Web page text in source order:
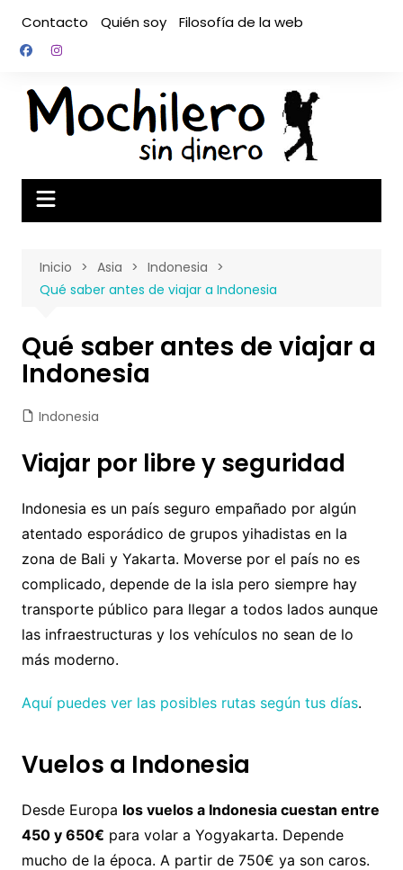
contenido
Contacto Quién soy Filosofía de la web
Inicio Asia
Indonesia
Qué saber antes de viajar a Indonesia
Qué saber antes de viajar a
Indonesia
Indonesia
Viajar por libre y seguridad
Indonesia es un país seguro empañado por algún
atentado esporádico de grupos yihadistas en la
zona de Bali y Yakarta. Moverse por el país no es
complicado, depende de la isla pero siempre hay
transporte público para llegar a todos lados aunque
las infraestructuras y los vehículos no sean de lo
más moderno.
Aquí puedes ver las posibles rutas según tus días.
Vuelos a Indonesia
Desde Europa los vuelos a Indonesia cuestan entre
450 y 650€ para volar a Yogyakarta. Depende
mucho de la época. A partir de 750€ ya son caros.